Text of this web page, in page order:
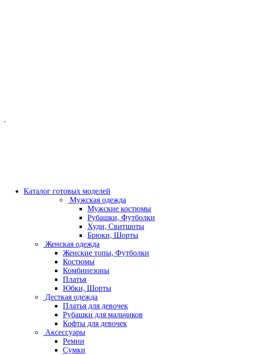
.
Каталог готовых моделей
Мужская одежда
Мужские костюмы
Рубашки, Футболки
Худи, Свитшоты
Брюки, Шорты
Женская одежда
Женские топы, Футболки
Костюмы
Комбинезоны
Платья
Юбки, Шорты
Десткая одежда
Платья для девочек
Рубашки для мальчиков
Кофты для девочек
Аксессуары
Ремни
Сумки